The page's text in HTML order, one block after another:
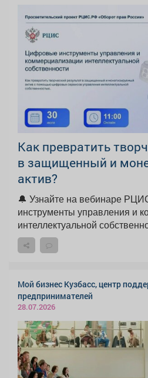
Как превратить
в защищенный и
актив?
🔔 Узнайте на вебинаре
инструменты управления и
Мой бизнес Кузбасс, центр
предпринимателей
28.07.2026